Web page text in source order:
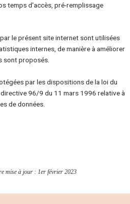
temps d’accès, pré-remplissage
le présent site internet sont utilisées
internes, de manière à améliorer
sontproposés.
par les dispositions de la loi du
directive 96/9 du 11 mars 1996 relative à
de données.
mise à jour : 1er février 2023